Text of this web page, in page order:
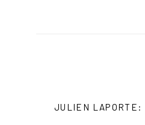
JULIEN LAPORTE :